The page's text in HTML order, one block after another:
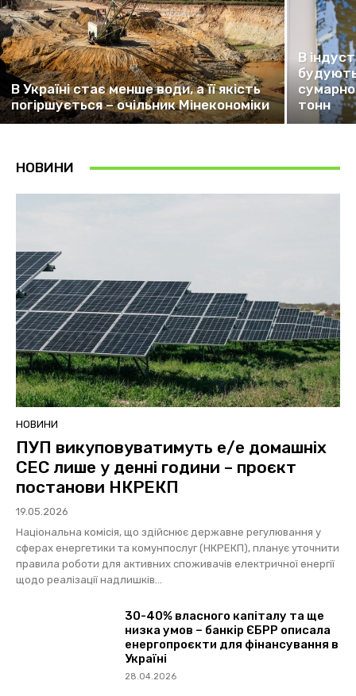
В Україні стає менше води, а її якість
погіршується – очільник Мінекономіки
В
тонн
НОВИНИ
НОВИНИ
ПУП викуповуватимуть е/е домашніх
СЕС лише у денні години – проєкт
постанови НКРЕКП
19.05.2026
Національна комісія, що здійснює державне регулювання у
сферах енергетики та комунпослуг (НКРЕКП), планує уточнити
правила роботи для активних споживачів електричної енергії
щодо реалізації надлишків...
30-40% власного капіталу та ще
низка умов – банкір ЄБРР описала
енергопроєкти для фінансування в
Україні
28.04.2026